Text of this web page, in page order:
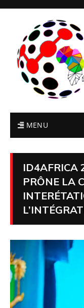
MENU
ID4AFRICA
PRÔNE LA